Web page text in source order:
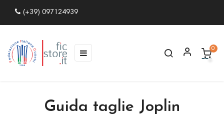
(+39) 097124939
navigazione
Toggle
☰ 0
Guida taglie Joplin